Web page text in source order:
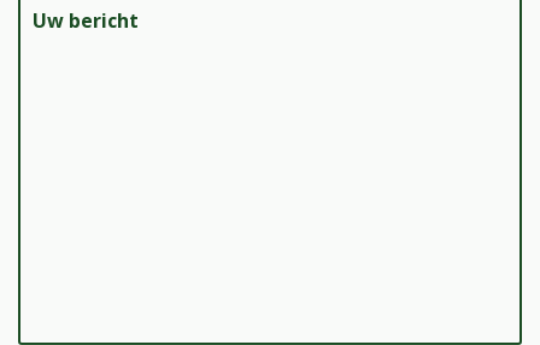
Uw bericht